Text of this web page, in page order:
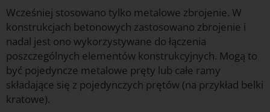
Wcześniej stosowano tylko metalowe zbrojenie. W
konstrukcjach betonowych zastosowano zbrojenie i
nadal jest ono wykorzystywane do łączenia
poszczególnych elementów konstrukcyjnych. Mogą to
być pojedyncze metalowe pręty lub całe ramy
składające się z pojedynczych prętów (na przykład belki
kratowe).